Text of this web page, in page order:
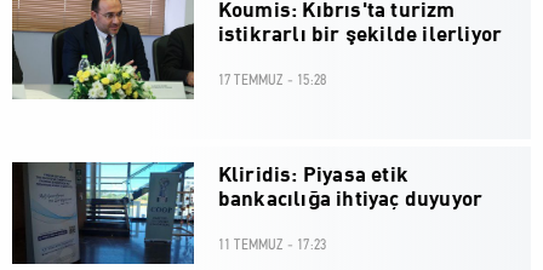
Koumis: Kıbrıs'ta turizm
istikrarlı bir şekilde ilerliyor
17 TEMMUZ - 15:28
Kliridis: Piyasa etik
bankacılığa ihtiyaç duyuyor
11 TEMMUZ - 17:23